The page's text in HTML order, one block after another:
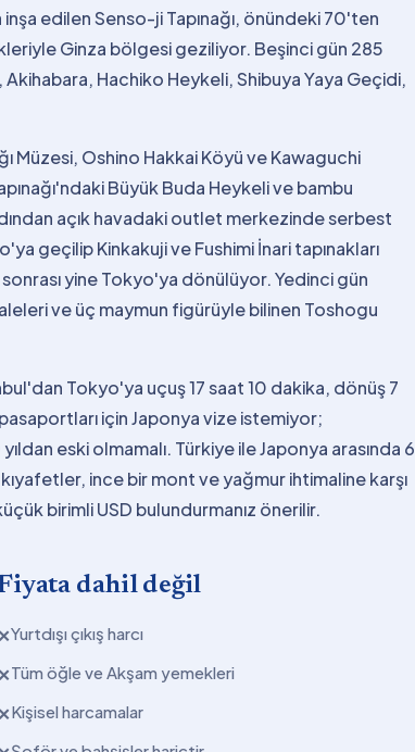
edilen Senso-ji Tapınağı, önündeki 70'ten
Ginza bölgesi geziliyor. Beşinci gün 285
Akihabara, Hachiko Heykeli, Shibuya Yaya Geçidi,
Müzesi, Oshino Hakkai Köyü ve Kawaguchi
Büyük Buda Heykeli ve bambu
açık havadaki outlet merkezinde serbest
geçilip Kinkakuji ve Fushimi İnari tapınakları
yine Tokyo'ya dönülüyor. Yedinci gün
ve üç maymun figürüyle bilinen Toshogu
Tokyo'ya uçuş 17 saat 10 dakika, dönüş 7
için Japonya vize istemiyor;
eski olmamalı. Türkiye ile Japonya arasında 6
ince bir mont ve yağmur ihtimaline karşı
birimli USD bulundurmanız önerilir.
dahil değil
✕Yurtdışı çıkış harcı
✕Tüm öğle ve Akşam yemekleri
✕Kişisel harcamalar